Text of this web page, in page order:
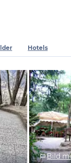
Hotels
Bild